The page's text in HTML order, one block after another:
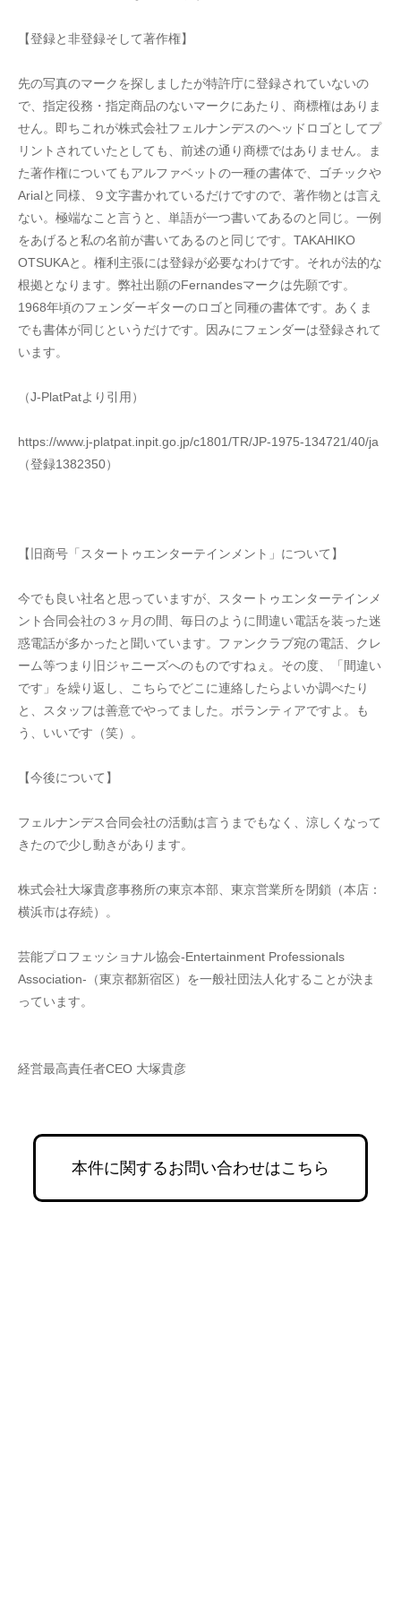
【登録と非登録そして著作権】
先の写真のマークを探しましたが特許庁に登録されていないの
で、指定役務・指定商品のないマークにあたり、商標権はありま
せん。即ちこれが株式会社フェルナンデスのヘッドロゴとしてプ
リントされていたとしても、前述の通り商標ではありません。ま
た著作権についてもアルファベットの一種の書体で、ゴチックや
Arialと同様、９文字書かれているだけですので、著作物とは言え
ない。極端なこと言うと、単語が一つ書いてあるのと同じ。一例
をあげると私の名前が書いてあるのと同じです。TAKAHIKO
OTSUKAと。権利主張には登録が必要なわけです。それが法的な
根拠となります。弊社出願のFernandesマークは先願です。
1968年頃のフェンダーギターのロゴと同種の書体です。あくま
でも書体が同じというだけです。因みにフェンダーは登録されて
います。
（J-PlatPatより引用）
https://www.j-platpat.inpit.go.jp/c1801/TR/JP-1975-134721/40/ja
（登録1382350）
【旧商号「スタートゥエンターテインメント」について】
今でも良い社名と思っていますが、スタートゥエンターテインメ
ント合同会社の３ヶ月の間、毎日のように間違い電話を装った迷
惑電話が多かったと聞いています。ファンクラブ宛の電話、クレ
ーム等つまり旧ジャニーズへのものですねぇ。その度、「間違い
です」を繰り返し、こちらでどこに連絡したらよいか調べたり
と、スタッフは善意でやってました。ボランティアですよ。も
う、いいです（笑）。
【今後について】
フェルナンデス合同会社の活動は言うまでもなく、涼しくなって
きたので少し動きがあります。
株式会社大塚貴彦事務所の東京本部、東京営業所を閉鎖（本店：
横浜市は存続）。
芸能プロフェッショナル協会-Entertainment Professionals
Association-（東京都新宿区）を一般社団法人化することが決ま
っています。
経営最高責任者CEO 大塚貴彦
本件に関するお問い合わせはこちら